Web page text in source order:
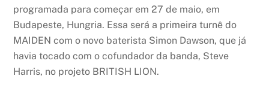
programada para começar em 27 de maio, em
Budapeste, Hungria. Essa será a primeira turnê do
MAIDEN com o novo baterista Simon Dawson, que já
havia tocado com o cofundador da banda, Steve
Harris, no projeto BRITISH LION.